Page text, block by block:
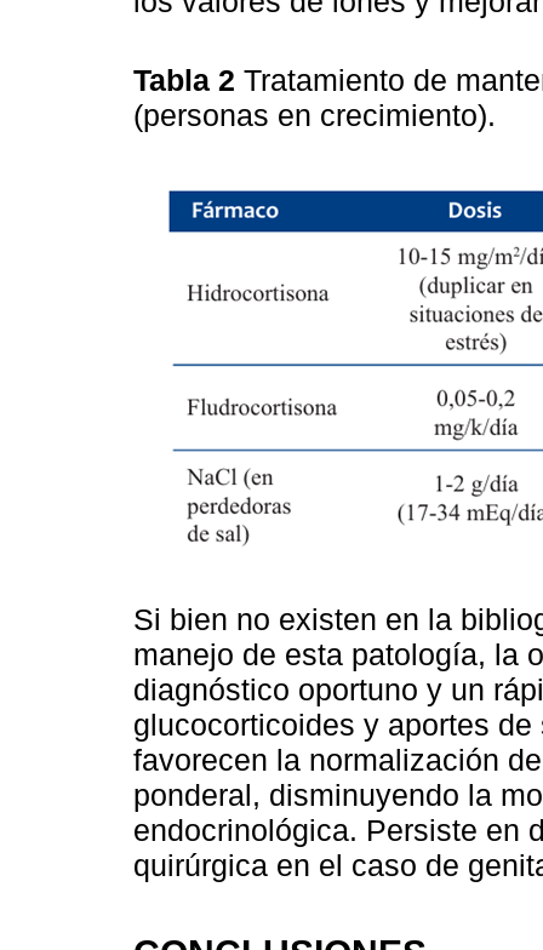
Tabla 2 Tratamiento de
(personas en crecimiento).
Si bien no existen en la
manejo de esta patología, la
diagnóstico oportuno y un
glucocorticoides y aportes
favorecen la normalización
ponderal, disminuyendo la
endocrinológica. Persiste en
quirúrgica en el caso de